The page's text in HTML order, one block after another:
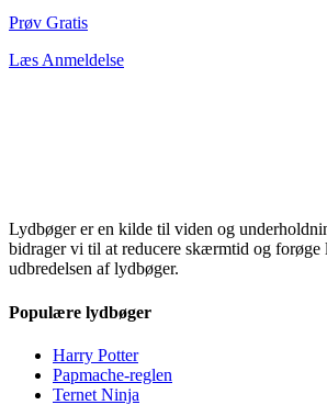
Prøv Gratis
Læs Anmeldelse
Lydbøger er en kilde til viden og
bidrager vi til at reducere skærmtid og forøge
udbredelsen af lydbøger.
Populære lydbøger
Harry Potter
Papmache-reglen
Ternet Ninja